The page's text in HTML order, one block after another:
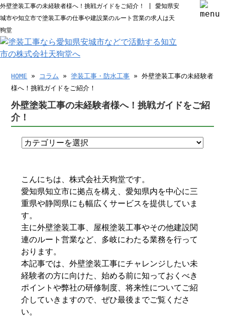
外壁塗装工事の未経験者様へ！挑戦ガイドをご紹介！ | 愛知県安
城市や知立市で塗装工事の仕事や建設業のルート営業の求人は天
狗堂
HOME » コラム »塗装工事・防水工事 » 外壁塗装工事の未経験者
様へ！挑戦ガイドをご紹介！
外壁塗装工事の未経験者様へ！挑戦ガイドをご紹
介！
こんにちは、株式会社天狗堂です。
愛知県知立市に拠点を構え、愛知県内を中心に三
重県や静岡県にも幅広くサービスを提供していま
す。
主に外壁塗装工事、屋根塗装工事やその他建設関
連のルート営業など、多岐にわたる業務を行って
おります。
本記事では、外壁塗装工事にチャレンジしたい未
経験者の方に向けた、始める前に知っておくべき
ポイントや弊社の研修制度、将来性についてご紹
介していきますので、ぜひ最後までご覧くださ
い。